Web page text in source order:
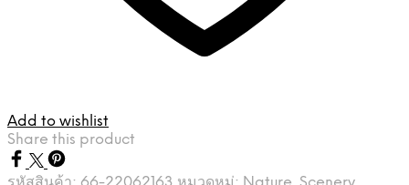
Add to wishlist
Share this product